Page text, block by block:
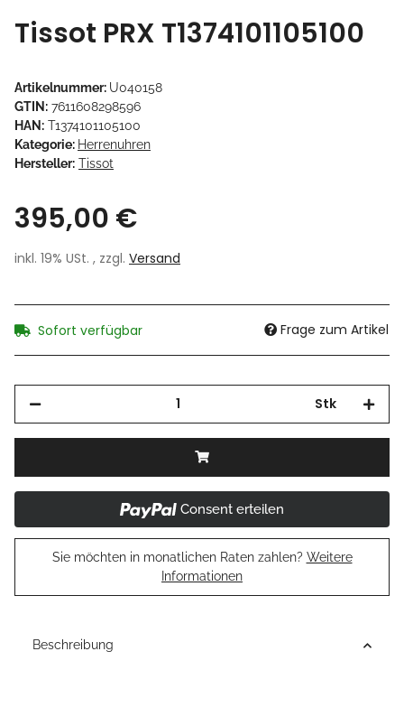
Tissot PRX T1374101105100
Artikelnummer: U040158
GTIN: 7611608298596
HAN: T1374101105100
Kategorie: Herrenuhren
Hersteller: Tissot
395,00 €
inkl. 19% USt. , zzgl. Versand
Sofort verfügbar Frage zum Artikel
Stk
Consent erteilen
Sie möchten in monatlichen Raten zahlen? Weitere
Informationen
Beschreibung